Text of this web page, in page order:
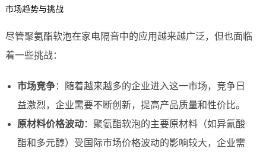
市场趋势与挑战
尽管聚氨酯软泡在家电隔音中的应用越来越广泛，但也面临
着一些挑战：
市场竞争：随着越来越多的企业进入这一市场，竞争日
益激烈，企业需要不断创新，提高产品质量和性价比。
原材料价格波动：聚氨酯软泡的主要原材料（如异氰酸
酯和多元醇）受国际市场价格波动的影响较大，企业需